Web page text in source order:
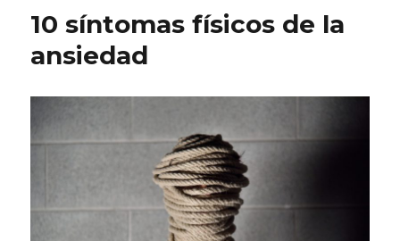
durante
cuarentena
10 síntomas físicos de la
ansiedad